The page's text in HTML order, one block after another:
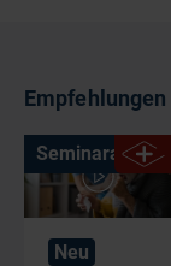
Empfehlungen
Neu